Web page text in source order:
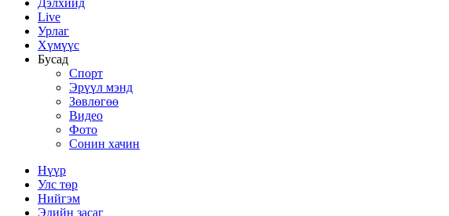
Дэлхийд
Live
Урлаг
Хүмүүс
Бусад
Спорт
Эрүүл мэнд
Зөвлөгөө
Видео
Фото
Сонин хачин
Нүүр
Улс төр
Нийгэм
Эдийн засаг